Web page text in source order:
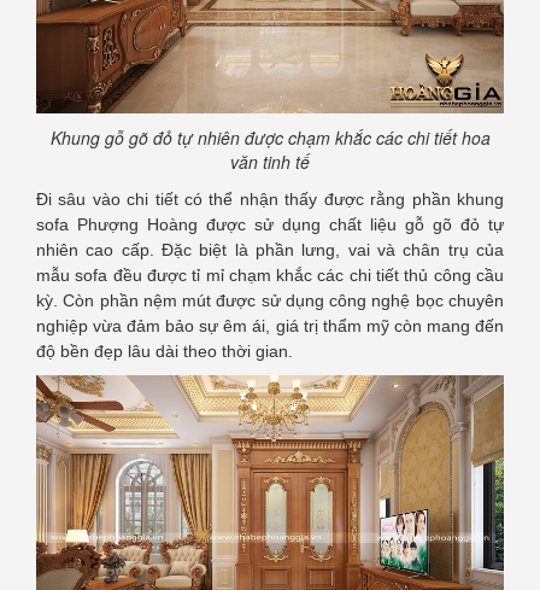
Khung gỗ gõ đỏ tự nhiên được chạm khắc các chi tiết hoa
văn tinh tế
Đi sâu vào chi tiết có thể nhận thấy được rằng phần khung
sofa Phượng Hoàng được sử dụng chất liệu gỗ gõ đỏ tự
nhiên cao cấp. Đặc biệt là phần lưng, vai và chân trụ của
mẫu sofa đều được tỉ mỉ chạm khắc các chi tiết thủ công cầu
kỳ. Còn phần nệm mút được sử dụng công nghệ bọc chuyên
nghiệp vừa đảm bảo sự êm ái, giá trị thẩm mỹ còn mang đến
độ bền đẹp lâu dài theo thời gian.